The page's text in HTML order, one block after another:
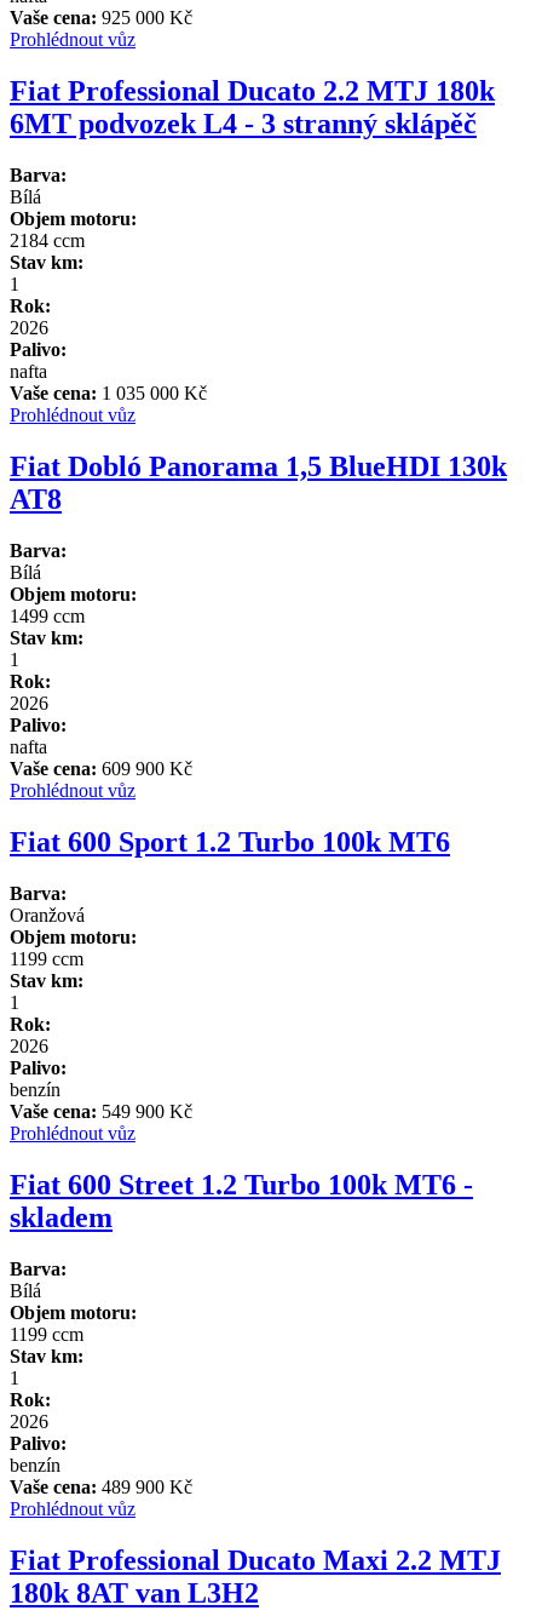
Vaše cena: 925 000 Kč
Prohlédnout vůz
Fiat Professional Ducato 2.2 MTJ 180k
6MT podvozek L4 - 3 stranný sklápěč
Barva:
Bílá
Objem motoru:
2184 ccm
Stav km:
1
Rok:
2026
Palivo:
nafta
Vaše cena: 1 035 000 Kč
Prohlédnout vůz
Fiat Dobló Panorama 1,5 BlueHDI 130k
AT8
Barva:
Bílá
Objem motoru:
1499 ccm
Stav km:
1
Rok:
2026
Palivo:
nafta
Vaše cena: 609 900 Kč
Prohlédnout vůz
Fiat 600 Sport 1.2 Turbo 100k MT6
Barva:
Oranžová
Objem motoru:
1199 ccm
Stav km:
1
Rok:
2026
Palivo:
benzín
Vaše cena: 549 900 Kč
Prohlédnout vůz
Fiat 600 Street 1.2 Turbo 100k MT6 -
skladem
Barva:
Bílá
Objem motoru:
1199 ccm
Stav km:
1
Rok:
2026
Palivo:
benzín
Vaše cena: 489 900 Kč
Prohlédnout vůz
Fiat Professional Ducato Maxi 2.2 MTJ
180k 8AT van L3H2